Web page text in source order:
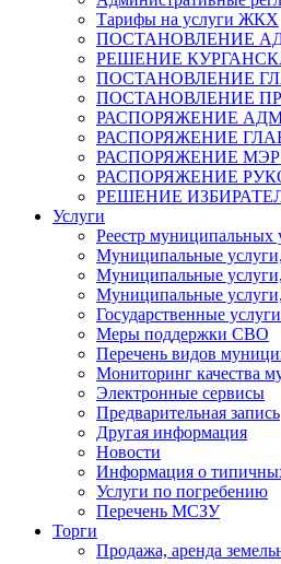
Тарифы на услуги ЖКХ
ПОСТАНОВЛЕНИЕ
РЕШЕНИЕ
ПОСТАНОВЛЕНИЕ
ПОСТАНОВЛЕНИЕ
РАСПОРЯЖЕНИЕ
РАСПОРЯЖЕНИЕ
РАСПОРЯЖЕНИЕ
РАСПОРЯЖЕНИЕ
РЕШЕНИЕ
Услуги
Реестр муниципальных
Муниципальные
Муниципальные услуги,
Муниципальные
Государственные
Меры поддержки СВО
Перечень видов
Мониторинг качества
Электронные сервисы
Предварительная запись
Другая информация
Новости
Информация о
Услуги по погребению
Перечень МСЗУ
Торги
Продажа, аренда